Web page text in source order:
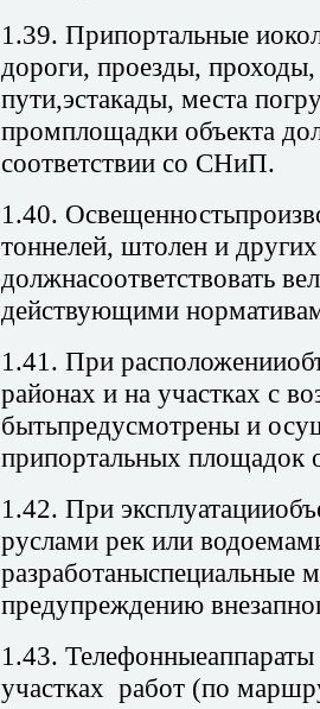
1.39. Припортальные
дороги, проезды,
пути,эстакады, места
промплощадки объекта
соответствии со СНиП.
1.40.
тоннелей, штолен и
должнасоответствовать
действующими
1.41. При
районах и на участках с
бытьпредусмотрены и
припортальных площадок
1.42. При
руслами рек или
разработаныспециальные
предупреждению
1.43. Телефонныеаппараты
участках работ (по